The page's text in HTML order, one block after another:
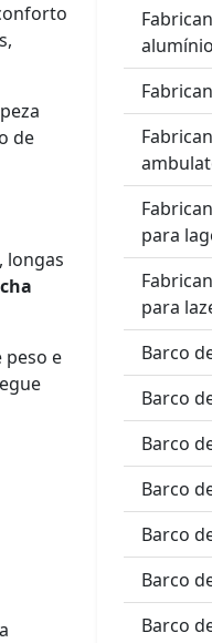
de
longas
peso e
alumínio
para
para
Barco
Barco
Barco
Barco
Barco
Barco
Barco